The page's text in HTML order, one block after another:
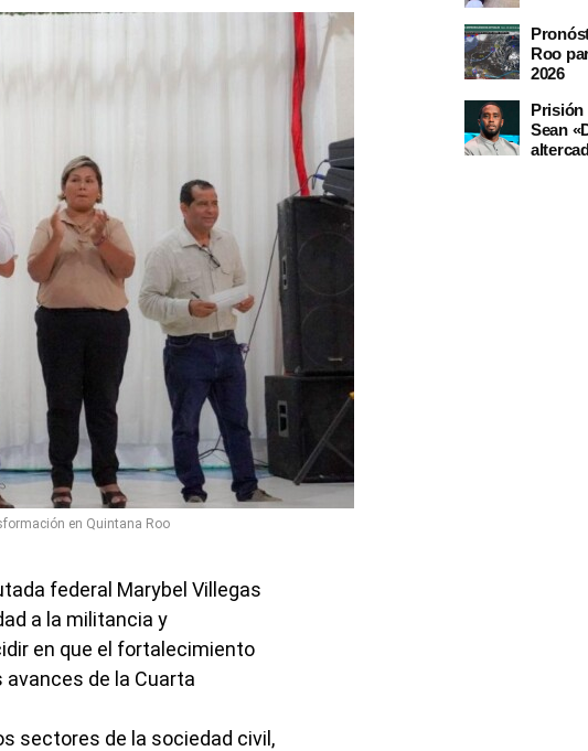
en Quintana Roo
federal Marybel Villegas
a la militancia y
en que el fortalecimiento
de la Cuarta
sectores de la sociedad civil,
Roo
2026
Prisión
Sean